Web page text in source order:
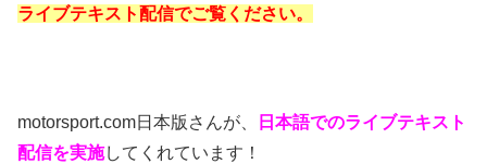
ライブテキスト配信でご覧ください。
motorsport.com日本版さんが、
日本語でのライブテキスト
配信を実施してくれています！